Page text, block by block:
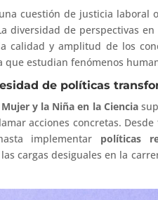
cuestión de justicia laboral
diversidad de perspectivas
calidad y amplitud de los
que estudian fenómenos
de políticas
y la Niña en la Ciencia
acciones concretas.
implementar políticas
cargas desiguales en la